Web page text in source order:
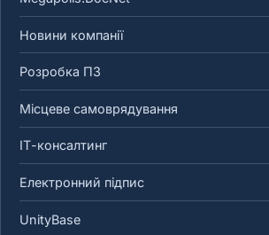
Новини компанії
Розробка ПЗ
Місцеве самоврядування
ІТ-консалтинг
Електронний підпис
UnityBase